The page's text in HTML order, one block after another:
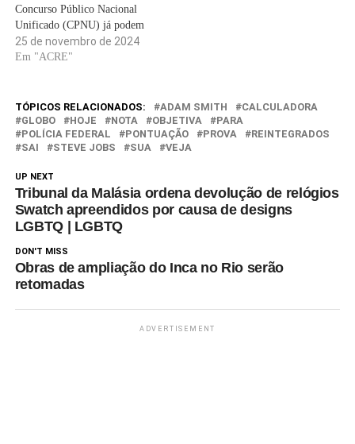
Concurso Público Nacional
Unificado (CPNU) já podem
conferir os resultados finais
das provas objetivas a partir
mudança ocorre em razão do
acordo judicial firmado, na
última quinta-feira (21), entre
a União, o…
25 de novembro de 2024
Em "ACRE"
TÓPICOS RELACIONADOS: ADAM SMITH
CALCULADORA
GLOBO
HOJE NOTA OBJETIVA
PARA
POLÍCIA FEDERAL
PONTUAÇÃO PROVA
REINTEGRADOS
SAI
STEVE JOBS SUA VEJA
UP NEXT
Tribunal da Malásia ordena devolução de relógios
Swatch apreendidos por causa de designs
LGBTQ | LGBTQ
DON'T MISS
Obras de ampliação do Inca no Rio serão
retomadas
ADVERTISEMENT